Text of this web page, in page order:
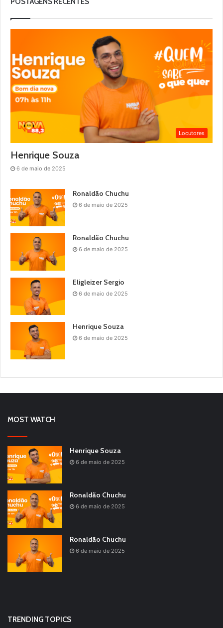
Locutores
Henrique Souza
6 de maio de 2025
Ronaldão Chuchu
6 de maio de 2025
Ronaldão Chuchu
6 de maio de 2025
Eligleizer Sergio
6 de maio de 2025
Henrique Souza
6 de maio de 2025
MOST WATCH
Henrique Souza
6 de maio de 2025
Ronaldão Chuchu
6 de maio de 2025
Ronaldão Chuchu
6 de maio de 2025
TRENDING TOPICS